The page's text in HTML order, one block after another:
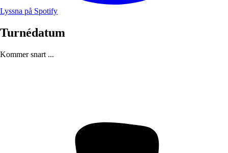
Lyssna på Spotify
Turnédatum
Kommer snart ...